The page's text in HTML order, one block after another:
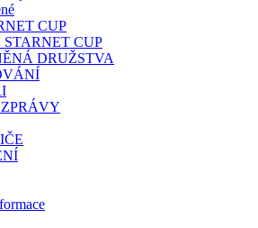
CUP
CUP
DRUŽSTVA